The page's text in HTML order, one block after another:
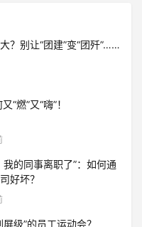
？别让“团建”变“团歼”……
“燃”又“嗨”！
我的同事离职了”：如何通
好坏？
级”的员工运动会？